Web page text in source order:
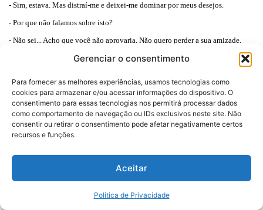
Gerenciar o consentimento
Para fornecer as melhores experiências, usamos tecnologias como
cookies para armazenar e/ou acessar informações do dispositivo. O
consentimento para essas tecnologias nos permitirá processar dados
como comportamento de navegação ou IDs exclusivos neste site. Não
consentir ou retirar o consentimento pode afetar negativamente certos
recursos e funções.
Aceitar
Politica de Privacidade
- Sim, estava. Mas distraí-me e deixei-me dominar por meus desejos.
- Por que não falamos sobre isto?
- Não sei... Acho que você não aprovaria. Não quero perder a sua amizade.
Você tem me ajudado muito desde que cheguei.
aconteceram com você desde que retornou! Deixou de ser um menino e
tomou a forma de um homem. E um homem muito atraente, diga-se de
passagem!
- Sei o que você anda pensando ultimamente José Carlos. Sinto o mesmo por
você. Nosso relacionamento vem de outras encarnações e não há por que não
continuar. Amo você com todas as minhas forças.